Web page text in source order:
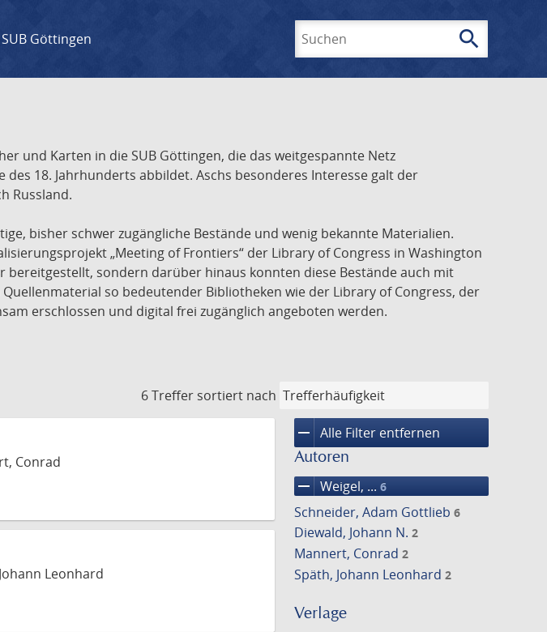
Göttingen search
und Karten in die SUB Göttingen, die das weitgespannte Netz
18. Jahrhunderts abbildet. Aschs besonderes Interesse galt der
Russland.
bisher schwer zugängliche Bestände und wenig bekannte Materialien.
„Meeting of Frontiers“ der Library of Congress in Washington
sondern darüber hinaus konnten diese Bestände auch mit
so bedeutender Bibliotheken wie der Library of Congress, der
erschlossen und digital frei zugänglich angeboten werden.
6 Treffer sortiert nach
remove Alle Filter entfernen
Autoren
remove Weigel, ... 6
Schneider, Adam Gottlieb 6
Diewald, Johann N. 2
Mannert, Conrad 2
Späth, Johann Leonhard 2
Verlage
Conrad
Leonhard